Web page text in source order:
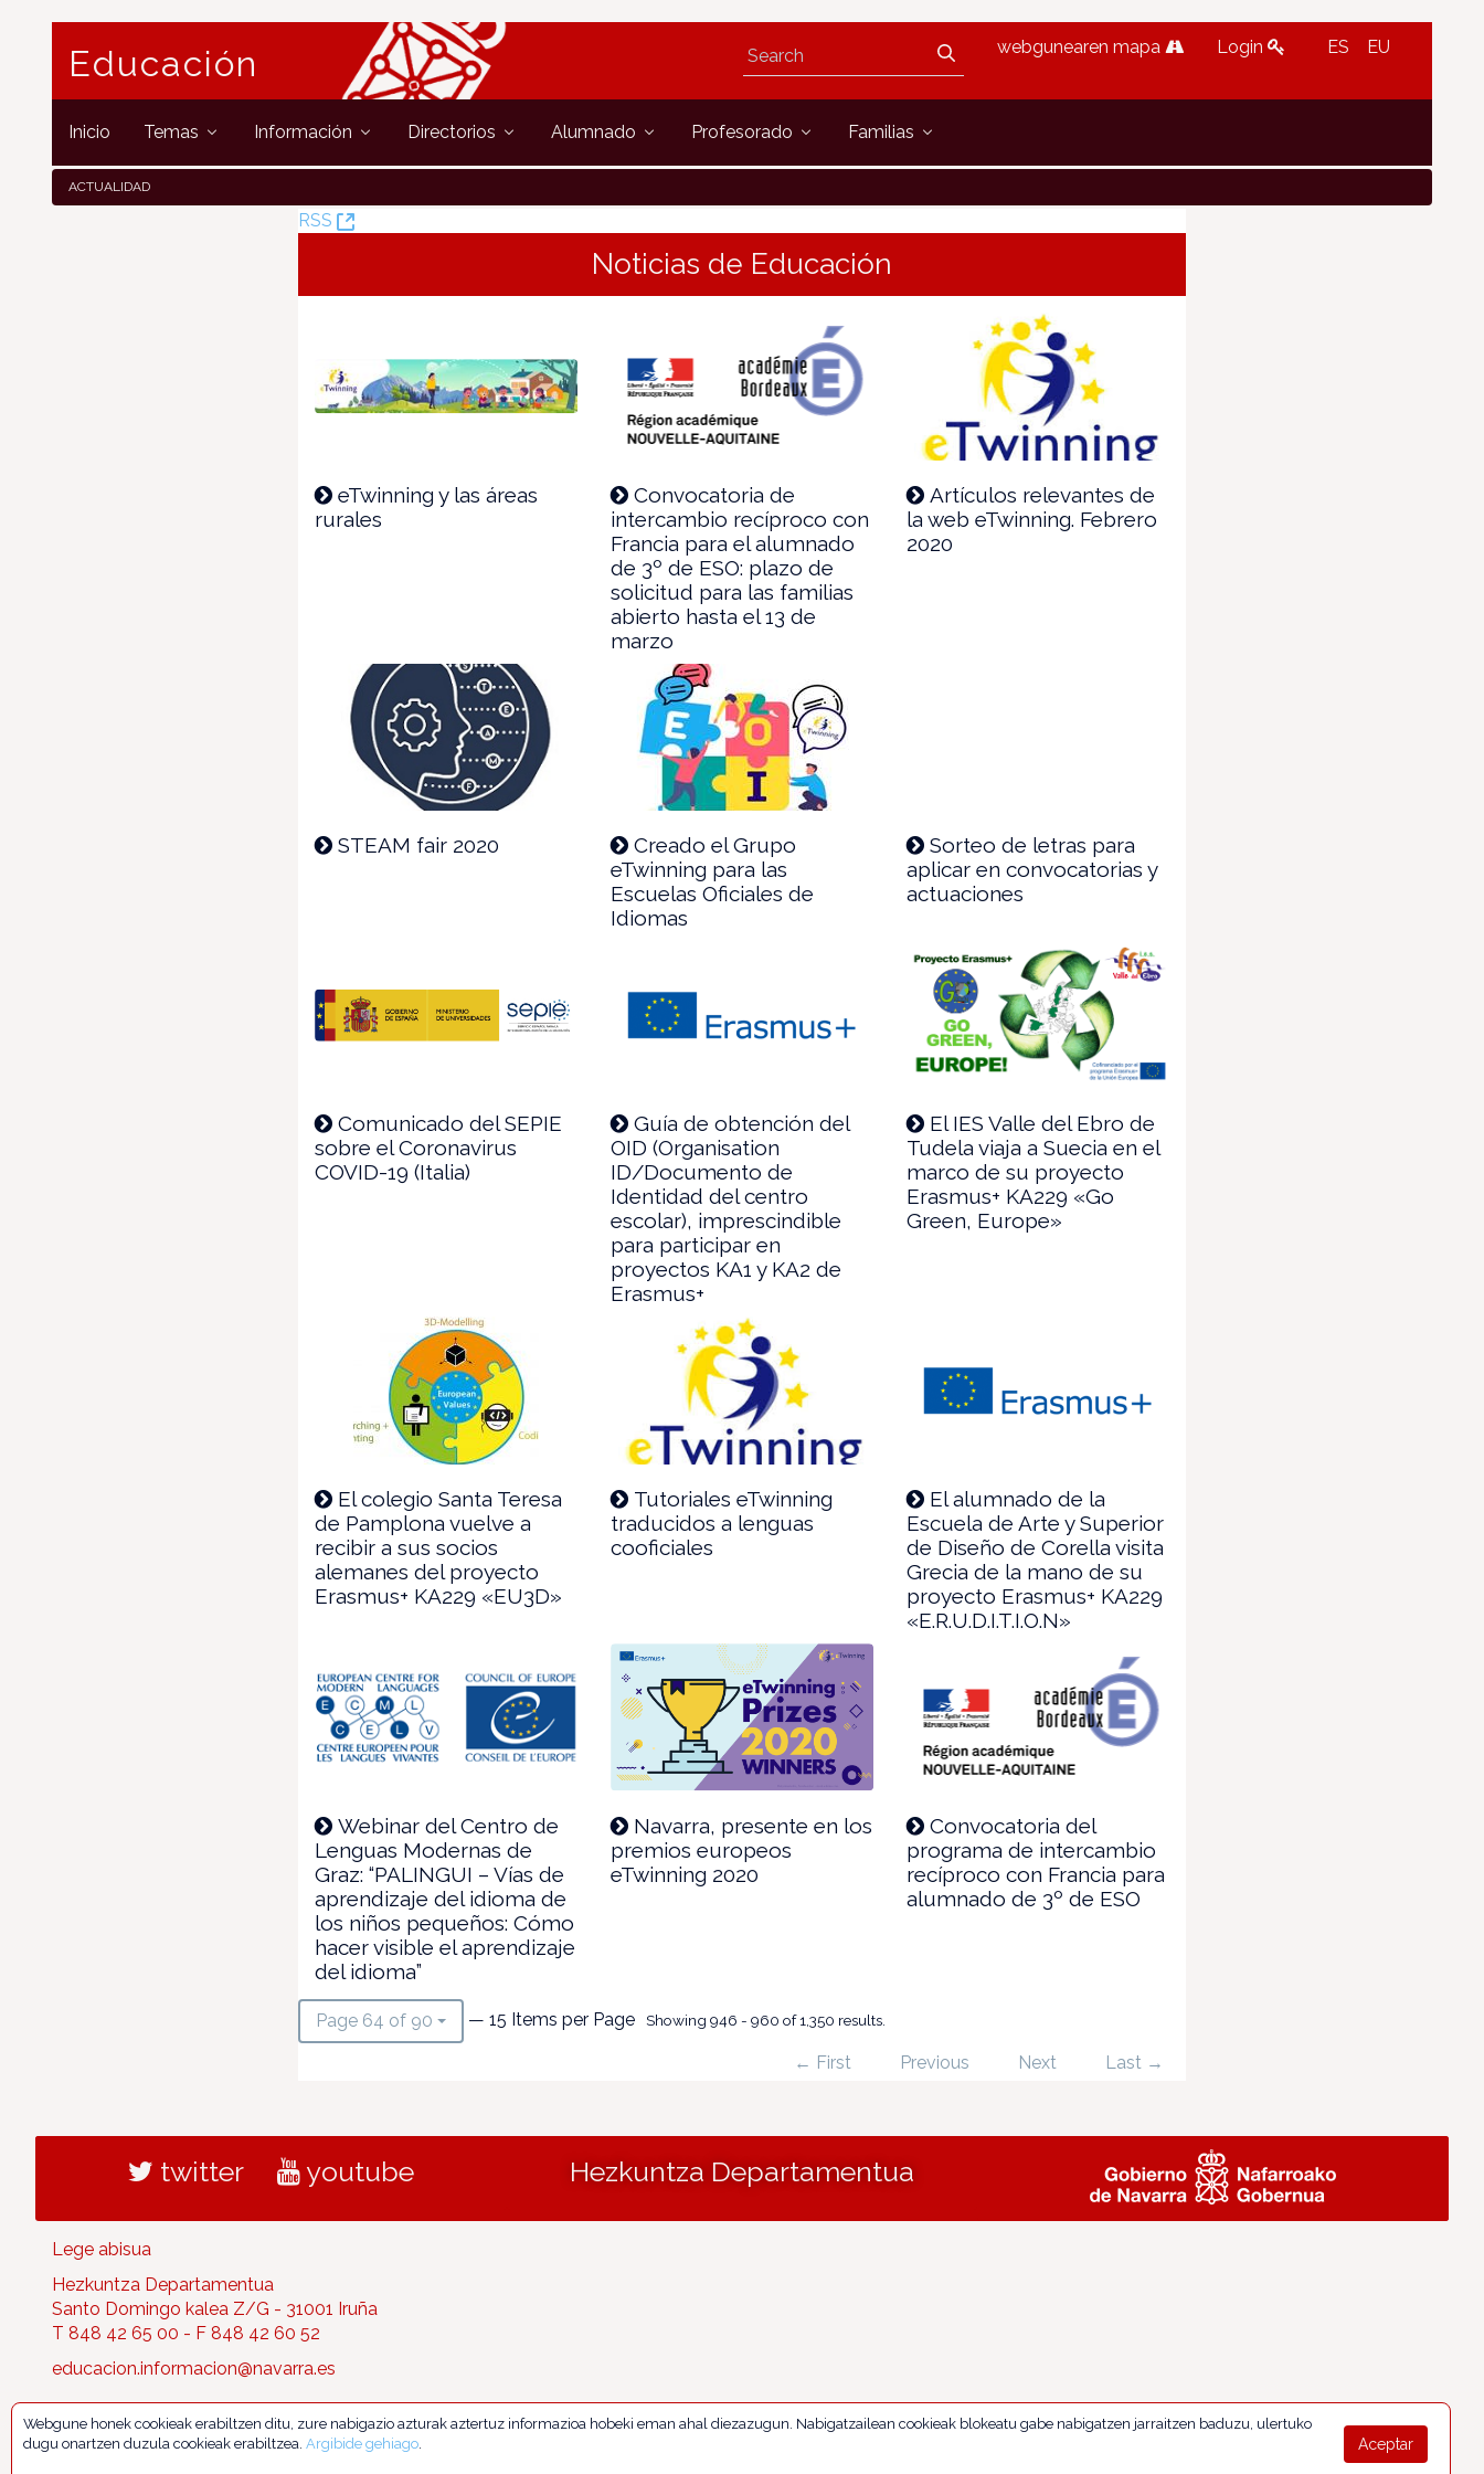
Educación webgunearen mapa Login ES EU
Inicio Temas Información Directorios Alumnado Profesorado Familias
ACTUALIDAD
RSS
(Opens
Noticias de Educación
eTwinning y las áreas
rurales
Convocatoria de
intercambio recíproco con
Francia para el alumnado
de 3º de ESO: plazo de
solicitud para las familias
abierto hasta el 13 de
marzo
Artículos relevantes de
la web eTwinning. Febrero
2020
STEAM fair 2020
Creado el Grupo
eTwinning para las
Escuelas Oficiales de
Idiomas
Sorteo de letras para
aplicar en convocatorias y
actuaciones
Comunicado del SEPIE
sobre el Coronavirus
COVID-19 (Italia)
Guía de obtención del
OID (Organisation
ID/Documento de
Identidad del centro
escolar), imprescindible
para participar en
proyectos KA1 y KA2 de
Erasmus+
El IES Valle del Ebro de
Tudela viaja a Suecia en el
marco de su proyecto
Erasmus+ KA229 «Go
Green, Europe»
El colegio Santa Teresa
de Pamplona vuelve a
recibir a sus socios
alemanes del proyecto
Erasmus+ KA229 «EU3D»
Tutoriales eTwinning
traducidos a lenguas
cooficiales
El alumnado de la
Escuela de Arte y Superior
de Diseño de Corella visita
Grecia de la mano de su
proyecto Erasmus+ KA229
«E.R.U.D.I.T.I.O.N»
Webinar del Centro de
Lenguas Modernas de
Graz: “PALINGUI – Vías de
aprendizaje del idioma de
los niños pequeños: Cómo
hacer visible el aprendizaje
del idioma”
Navarra, presente en los
premios europeos
eTwinning 2020
Convocatoria del
programa de intercambio
recíproco con Francia para
alumnado de 3º de ESO
Page 64 of 90 — 15 Items per Page Showing 946 - 960 of 1,350 results.
← First Previous Next Last →
twitter youtube Hezkuntza Departamentua
Lege abisua
Hezkuntza Departamentua
Santo Domingo kalea Z/G - 31001 Iruña
T 848 42 65 00 - F 848 42 60 52
educacion.informacion@navarra.es
Aceptar
Webgune honek cookieak erabiltzen ditu, zure nabigazio azturak aztertuz informazioa hobeki eman ahal diezazugun. Nabigatzailean cookieak blokeatu gabe nabigatzen jarraitzen baduzu, ulertuko
dugu onartzen duzula cookieak erabiltzea. Argibide gehiago.